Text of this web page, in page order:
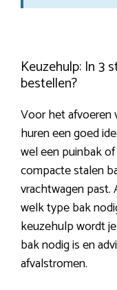
Keuzehulp: In 3
bestellen?
Voor het afvoeren
huren een goed
wel een puinbak
compacte stalen
vrachtwagen past.
welk type bak
keuzehulp wordt
bak nodig is en
afvalstromen.